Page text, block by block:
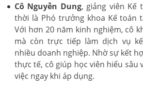
Cô Nguyễn Dung, giảng viên Kế
thời là Phó trưởng khoa Kế toán
Với hơn 20 năm kinh nghiệm, cô
mà còn trực tiếp làm dịch vụ
nhiều doanh nghiệp. Nhờ sự kết
thực tế, cô giúp học viên hiểu sâu
việc ngay khi áp dụng.